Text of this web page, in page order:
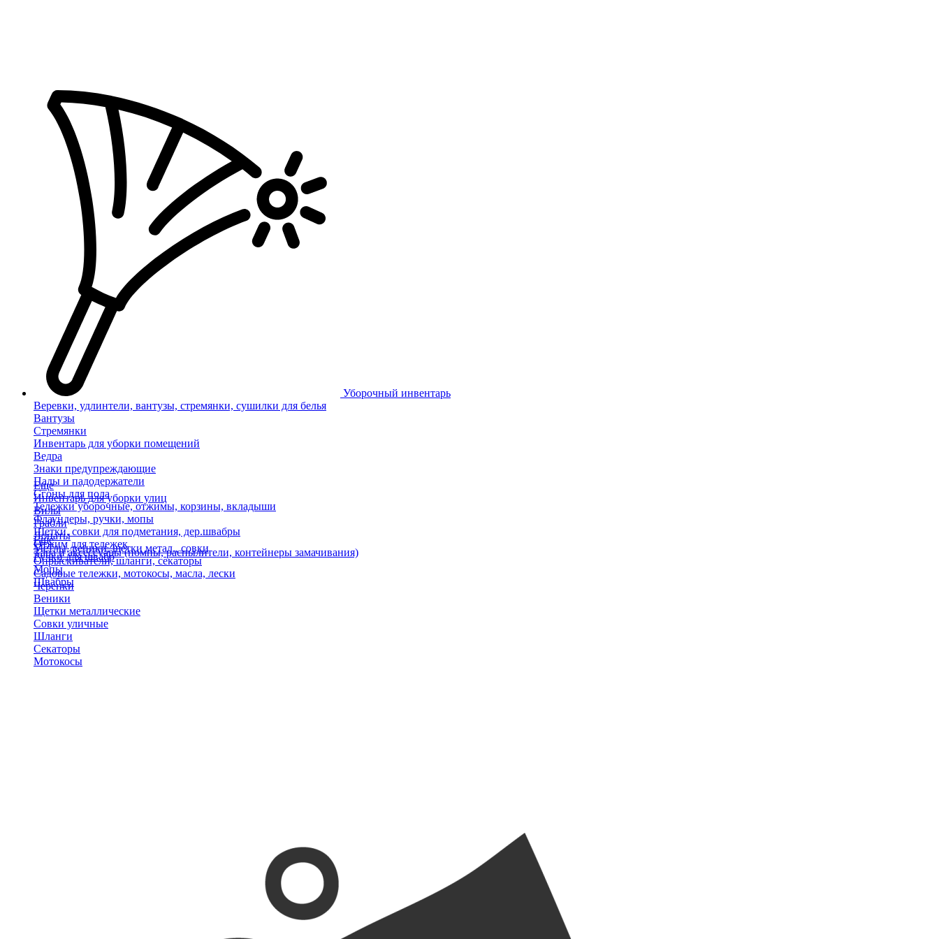
Уборочный инвентарь
Веревки, удлинтели, вантузы, стремянки, сушилки для белья
Вантузы
Стремянки
Инвентарь для уборки помещений
Ведра
Знаки предупреждающие
Пады и падодержатели
Сгоны для пола
Тележки уборочные, отжимы, корзины, вкладыши
Флаундеры, ручки, мопы
Щетки, совки для подметания, дер.швабры
Отжим для тележек
Ручки для швабр
Мопы
Швабры
Еще
Инвентарь для уборки улиц
Вилы
Грабли
Лопаты
Метлы, веники, щетки метал., совки
Опрыскиватели, шланги, секаторы
Садовые тележки, мотокосы, масла, лески
Черенки
Веники
Щетки металлические
Совки уличные
Шланги
Секаторы
Мотокосы
Еще
Тара и аксессуары (помпы, распылители, контейнеры замачивания)